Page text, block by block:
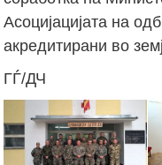
Асоцијацијата на
акредитирани во
ГЃ/ДЧ